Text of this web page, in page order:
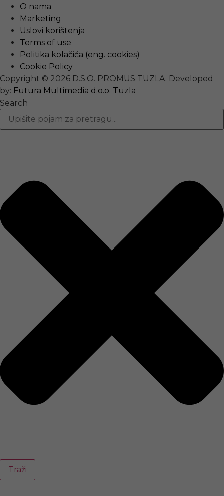
O nama
Marketing
Uslovi korištenja
Terms of use
Politika kolačića (eng. cookies)
Cookie Policy
Copyright © 2026 D.S.O. PROMUS TUZLA. Developed
by: Futura Multimedia d.o.o. Tuzla
Search
Traži